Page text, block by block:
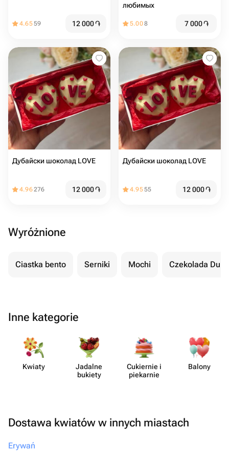
4.6559 12 000֏
любимых
5.008 7 000֏
Дубайски шоколад LOVE
4.96276 12 000֏
Дубайски шоколад LOVE
4.9555 12 000֏
Wyróżnione
Ciastka bento Serniki Mochi Czekolada
Inne kategorie
Kwiaty
Jadalne
bukiety
Cukiernie i
piekarnie
Balony
Dostawa kwiatów w innych miastach
Erywań